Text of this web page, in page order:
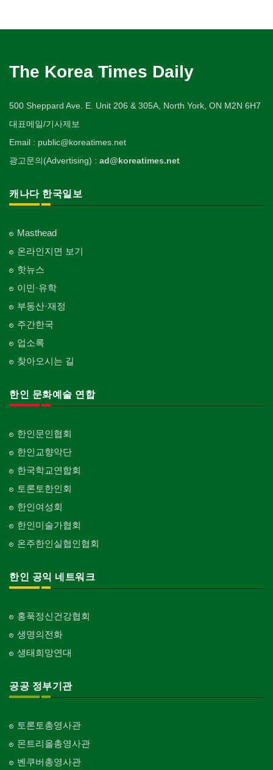
The Korea Times Daily
500 Sheppard Ave. E. Unit 206 & 305A, North York, ON M2N 6H7
대표메일/기사제보
Email : public@koreatimes.net
광고문의(Advertising) : ad@koreatimes.net
캐나다 한국일보
Masthead
온라인지면 보기
핫뉴스
이민·유학
부동산·재정
주간한국
업소록
찾아오시는 길
한인 문화예술 연합
한인문인협회
한인교향악단
한국학교연합회
토론토한인회
한인여성회
한인미술가협회
온주한인실협인협회
한인 공익 네트워크
홍푹정신건강협회
생명의전화
생태희망연대
공공 정부기관
토론토총영사관
몬트리올총영사관
벤쿠버총영사관